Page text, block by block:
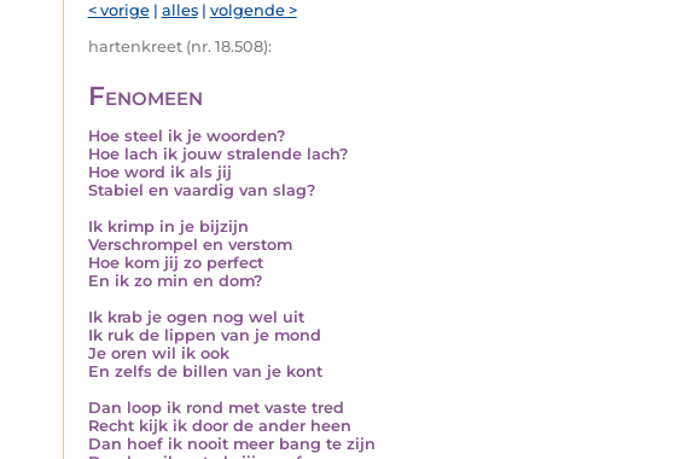
< vorige| alles| volgende >
hartenkreet (nr. 18.508):
Fenomeen
Hoe steel ik je woorden?
Hoe lach ik jouw stralende lach?
Hoe word ik als jij
Stabiel en vaardig van slag?
Ik krimp in je bijzijn
Verschrompel en verstom
Hoe kom jij zo perfect
En ik zo min en dom?
Ik krab je ogen nog wel uit
Ik ruk de lippen van je mond
Je oren wil ik ook
En zelfs de billen van je kont
Dan loop ik rond met vaste tred
Recht kijk ik door de ander heen
Dan hoef ik nooit meer bang te zijn